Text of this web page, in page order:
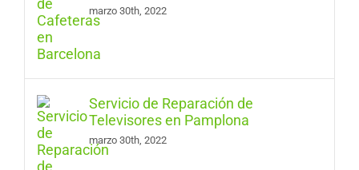
marzo 30th, 2022
Servicio de Reparación de
Televisores en Pamplona
marzo 30th, 2022